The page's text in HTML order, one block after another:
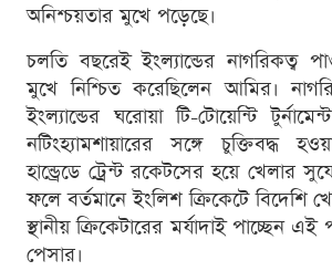
অনিশ্চয়তার মুখে পড়েছে।
চলতি বছরেই ইংল্যান্ডের নাগরিকত্ব
মুখে নিশ্চিত করেছিলেন আমির।
ইংল্যান্ডের ঘরোয়া টি-টোয়েন্টি
নটিংহ্যামশায়ারের সঙ্গে চুক্তিবদ্ধ
হান্ড্রেডে ট্রেন্ট রকেটসের হয়ে খেলার
ফলে বর্তমানে ইংলিশ ক্রিকেটে বিদেশি
স্থানীয় ক্রিকেটারের মর্যাদাই পাচ্ছেন এই
পেসার।